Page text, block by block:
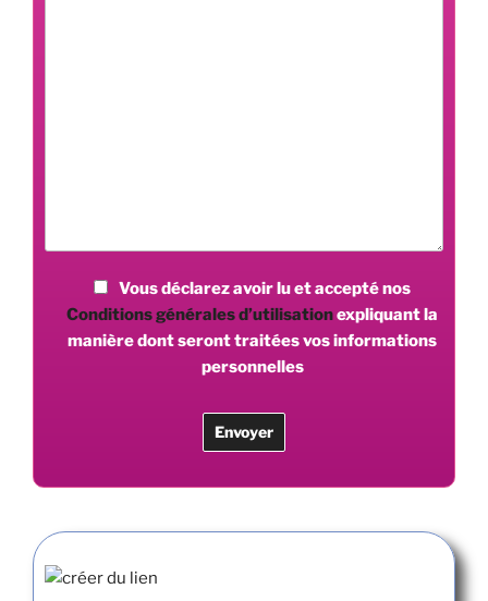
Vous déclarez avoir lu et accepté nos
Conditions générales d’utilisationexpliquant la
manière dont seront traitées vos informations
personnelles